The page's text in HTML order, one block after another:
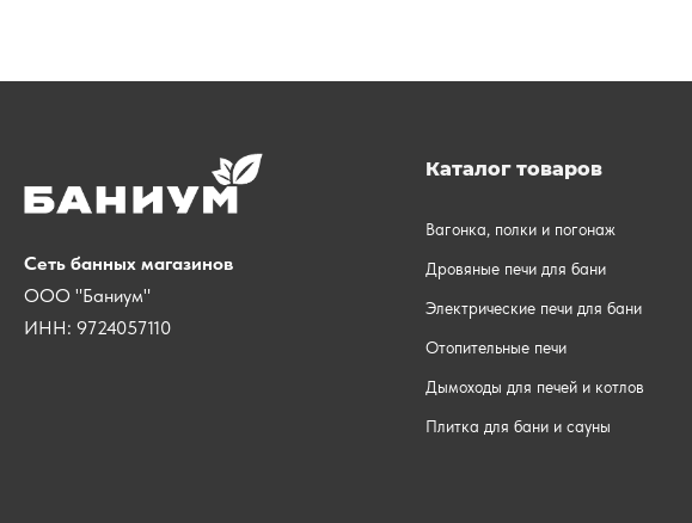
Сеть банных магазинов
ООО "Баниум"
ИНН: 9724057110
Каталог товаров
Вагонка, полки и погонаж
Дровяные печи для бани
Электрические печи для бани
Отопительные печи
Дымоходы для печей и котлов
Плитка для бани и сауны